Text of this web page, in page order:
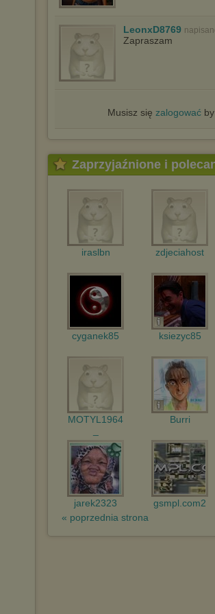
LeonxD8769
Zapraszam
Musisz się zalogowaćby
Zaprzyjaźnione i
iraslbn zdjeciahost
cyganek85 ksiezyc85
MOTYL1964
Burri
jarek2323
gsmpl.com2
« poprzednia strona